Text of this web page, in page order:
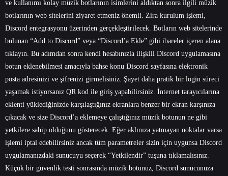
ve kullanımı kolay müzik botlarının isimlerini aldıktan sonra ilgili müzik
botlarının web sitelerini ziyaret etmeniz önemli. Zira kurulum işlemi,
Discord entegrasyonu üzerinden gerçekleştirilecek. Botların web sitelerinde
bulunan “Add to Discord” veya “Discord’a Ekle” gibi ibareler içeren alana
tıklayın. Bu adımdan sonra kendi hesabınızla ilişkili Discord uygulamasına
botun eklenebilmesi amacıyla bahse konu Discord sayfasına elektronik
posta adresinizi ve şifrenizi girmelisiniz. Şayet daha pratik bir login süreci
yaşamak istiyorsanız QR kod ile giriş yapabilirsiniz. İnternet tarayıcılarına
eklenti yüklediğinizde karşılaştığınız ekranlara benzer bir ekran karşınıza
çıkacak ve size Discord’a eklemeye çalıştığınız müzik botunun ne gibi
yetkilere sahip olduğunu gösterecek. Eğer aklınıza yatmayan noktalar varsa
işlemi iptal edebilirsiniz ancak tüm parametreler sizin için uygunsa Discord
uygulamanızdaki sunucuyu seçerek “Yetkilendir” tuşuna tıklamalısınız.
Küçük bir güvenlik testi sonrasında müzik botunuz, Discord sunucunuza